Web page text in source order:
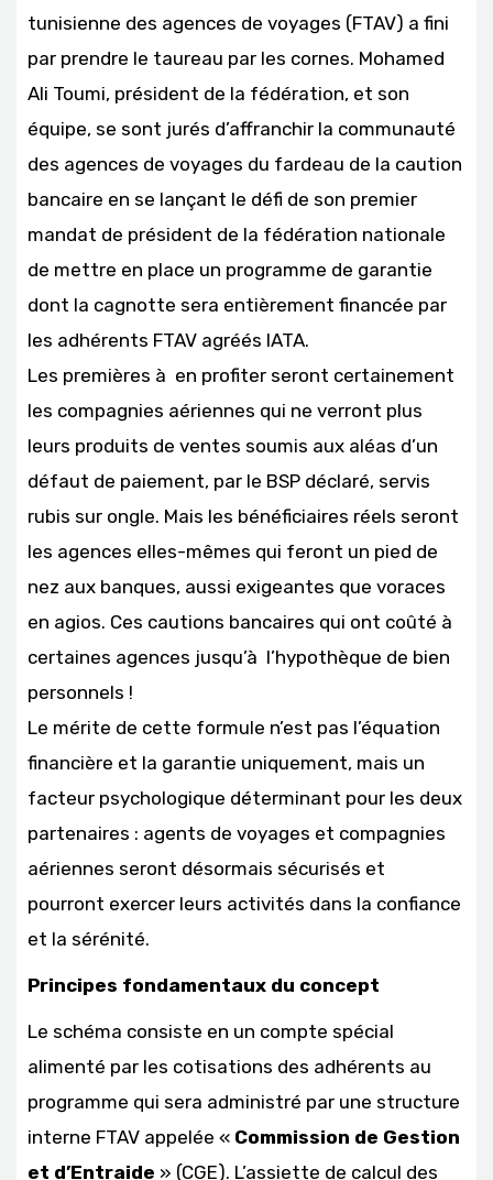
tunisienne des agences de voyages (FTAV) a fini
par prendre le taureau par les cornes. Mohamed
Ali Toumi, président de la fédération, et son
équipe, se sont jurés d’affranchir la communauté
des agences de voyages du fardeau de la caution
bancaire en se lançant le défi de son premier
mandat de président de la fédération nationale
de mettre en place un programme de garantie
dont la cagnotte sera entièrement financée par
les adhérents FTAV agréés IATA.
Les premières à en profiter seront certainement
les compagnies aériennes qui ne verront plus
leurs produits de ventes soumis aux aléas d’un
défaut de paiement, par le BSP déclaré, servis
rubis sur ongle. Mais les bénéficiaires réels seront
les agences elles-mêmes qui feront un pied de
nez aux banques, aussi exigeantes que voraces
en agios. Ces cautions bancaires qui ont coûté à
certaines agences jusqu’à l’hypothèque de bien
personnels !
Le mérite de cette formule n’est pas l’équation
financière et la garantie uniquement, mais un
facteur psychologique déterminant pour les deux
partenaires : agents de voyages et compagnies
aériennes seront désormais sécurisés et
pourront exercer leurs activités dans la confiance
et la sérénité.
Principes fondamentaux du concept
Le schéma consiste en un compte spécial
alimenté par les cotisations des adhérents au
programme qui sera administré par une structure
interne FTAV appelée « Commission de Gestion
et d’Entraide » (CGE). L’assiette de calcul des